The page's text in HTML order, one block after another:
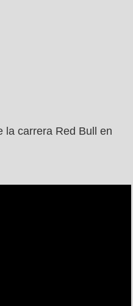
la carrera Red Bull en